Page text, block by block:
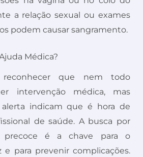
a relação sexual ou exames
podem causar sangramento.
Médica?
que nem todo
intervenção médica, mas
indicam que é hora de
de saúde. A busca por
precoce é a chave para o
e para prevenir complicações.